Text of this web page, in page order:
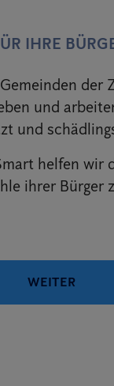
IHRE
der
und
und
helfen wir
ihrer Bürger
WEITER